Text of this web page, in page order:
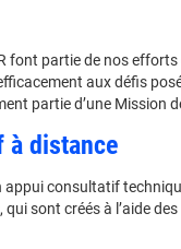
font partie de nos
aux défis
partie d’une Mission
à distance
appui consultatif
sont créés à l’aide